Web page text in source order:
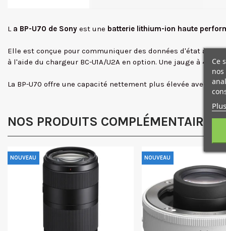
L a BP-U70 de Sony est une batterie lithium-ion haute
Elle est conçue pour communiquer des données d'état à la
à l'aide du chargeur BC-U1A/U2A en option. Une jauge à 4
La BP-U70 offre une capacité nettement plus élevée avec la
NOS PRODUITS COMPLÉMENTAIRES
NOUVEAU NOUVEAU
Ce